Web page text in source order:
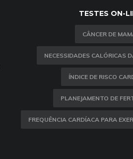
TESTES ON-
CÂNCER DE
NECESSIDADES CALÓRICAS
ÍNDICE DE RISCO
PLANEJAMENTO DE
FREQUÊNCIA CARDÍACA PARA